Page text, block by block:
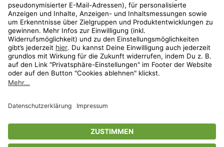
* Streichpreise entsprechen der unverbindlichen Preisempfehlung des